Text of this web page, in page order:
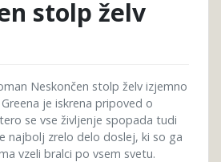
stolp želv
Neskončen stolp želv izjemno
je iskrena pripoved o
se vse življenje spopada tudi
najbolj zrelo delo doslej, ki so ga
vzeli bralci po vsem svetu.